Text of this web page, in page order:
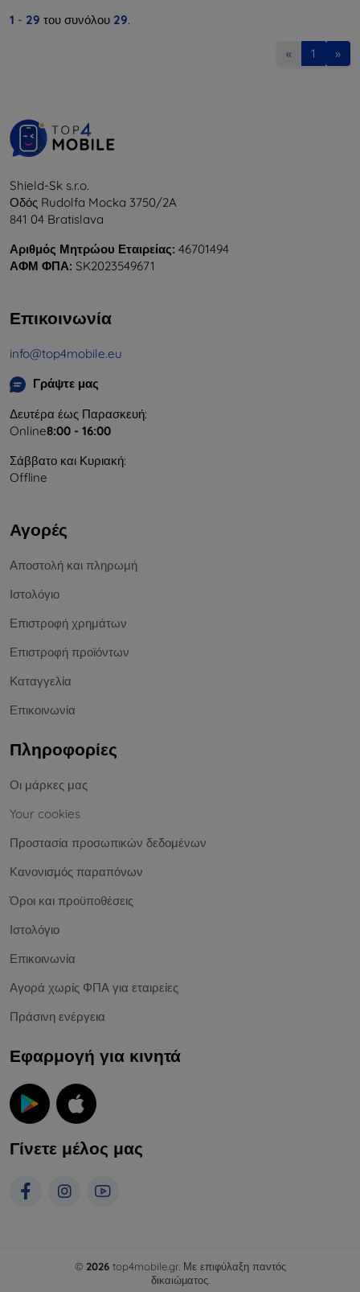
1 - 29 του συνόλου 29.
« 1 »
Shield-Sk s.r.o.
Οδός Rudolfa Mocka 3750/2A
841 04 Bratislava
Αριθμός Μητρώου Εταιρείας: 46701494
ΑΦΜ ΦΠΑ: SK2023549671
Επικοινωνία
info@top4mobile.eu
Γράψτε μας
Δευτέρα έως Παρασκευή:
Online8:00 - 16:00
Σάββατο και Κυριακή:
Offline
Αγορές
Αποστολή και πληρωμή
Ιστολόγιο
Επιστροφή χρημάτων
Επιστροφή προϊόντων
Καταγγελία
Επικοινωνία
Πληροφορίες
Οι μάρκες μας
Your cookies
Προστασία προσωπικών δεδομένων
Κανονισμός παραπόνων
Όροι και προϋποθέσεις
Ιστολόγιο
Επικοινωνία
Αγορά χωρίς ΦΠΑ για εταιρείες
Πράσινη ενέργεια
Εφαρμογή για κινητά
Γίνετε μέλος μας
© 2026top4mobile.gr. Με επιφύλαξη παντός
δικαιώματος.